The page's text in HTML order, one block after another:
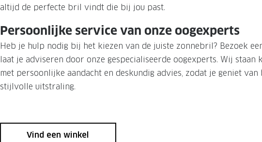
altijd de perfecte bril vindt die bij jou past.
Persoonlijke service van onze oogexperts
Heb je hulp nodig bij het kiezen van de juiste zonnebril? Bezoek
laat je adviseren door onze gespecialiseerde oogexperts. Wij staan
met persoonlijke aandacht en deskundig advies, zodat je geniet van
stijlvolle uitstraling.
Vind een winkel